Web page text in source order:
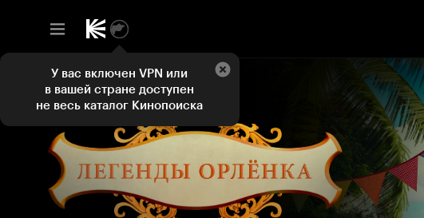
У вас включен VPN или
в вашей стране доступен
не весь каталог Кинопоиска